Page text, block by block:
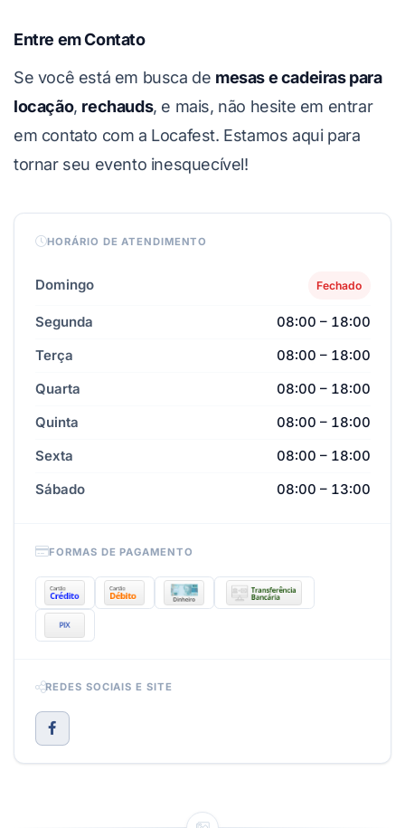
Entre em Contato
Se você está em busca de mesas e cadeiras para
locação, rechauds, e mais, não hesite em entrar
em contato com a Locafest. Estamos aqui para
tornar seu evento inesquecível!
HORÁRIO DE ATENDIMENTO
Domingo Fechado
Segunda
08:00 – 18:00
Terça
08:00 – 18:00
Quarta
08:00 – 18:00
Quinta
08:00 – 18:00
Sexta
08:00 – 18:00
Sábado
08:00 – 13:00
FORMAS DE PAGAMENTO
REDES SOCIAIS E SITE